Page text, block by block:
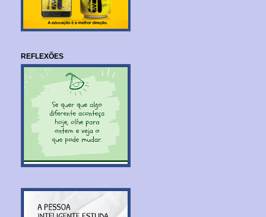
REFLEXÕES